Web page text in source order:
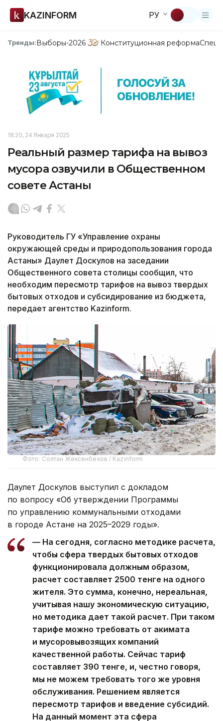
KAZINFORM РУ
Тренды:Выборы-2026 Конституционная реформа
18:20, 24 Января 2025
Реальный размер тарифа на вывоз
мусора озвучили в Общественном
совете Астаны
Руководитель ГУ «Управление охраны
окружающей среды и природопользования города
Астаны» Даулет Доскулов на заседании
Общественного совета столицы сообщил, что
необходим пересмотр тарифов на вывоз твердых
бытовых отходов и субсидирование из бюджета,
передает агентство Kazinform.
Фото: Солтан Жексенбеков / Kazinform
Даулет Доскулов выступил с докладом
по вопросу «Об утверждении Программы
по управлению коммунальными отходами
в городе Астане на 2025–2029 годы».
— На сегодня, согласно методике расчета,
чтобы сфера твердых бытовых отходов
функционировала должным образом,
расчет составляет 2500 тенге на одного
жителя. Это сумма, конечно, нереальная,
учитывая нашу экономическую ситуацию,
но методика дает такой расчет. При таком
тарифе можно требовать от акимата
и мусоровывозящих компаний
качественной работы. Сейчас тариф
составляет 390 тенге, и, честно говоря,
мы не можем требовать того же уровня
обслуживания. Решением является
пересмотр тарифов и введение субсидий.
На данный момент эта сфера